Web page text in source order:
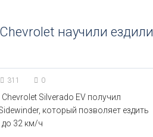
научили ездили
311 0
Silverado EV получил
который позволяет ездить
32 км/ч